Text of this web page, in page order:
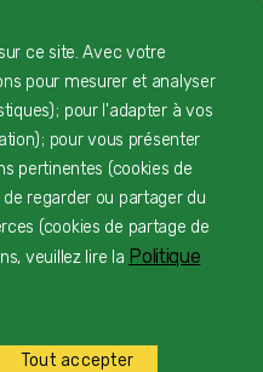
Tous droits réservés
NOUS
DE SANTÉ
ce site. Avec votre
pour mesurer et analyser
; pour l'adapter à vos
; pour vous présenter
pertinentes (cookies de
regarder ou partager du
(cookies de partage de
veuillez lire la Politique
Tout accepter